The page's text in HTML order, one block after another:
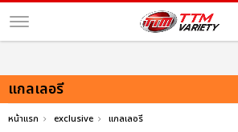
แกลเลอรี
หน้าแรก exclusive แกลเลอรี